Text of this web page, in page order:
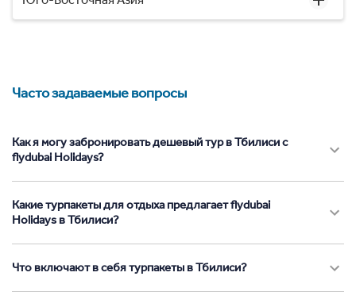
Часто задаваемые вопросы
Как я могу забронировать дешевый тур в Тбилиси с
flydubai Holidays?
Какие турпакеты для отдыха предлагает flydubai
Holidays в Тбилиси?
Что включают в себя турпакеты в Тбилиси?